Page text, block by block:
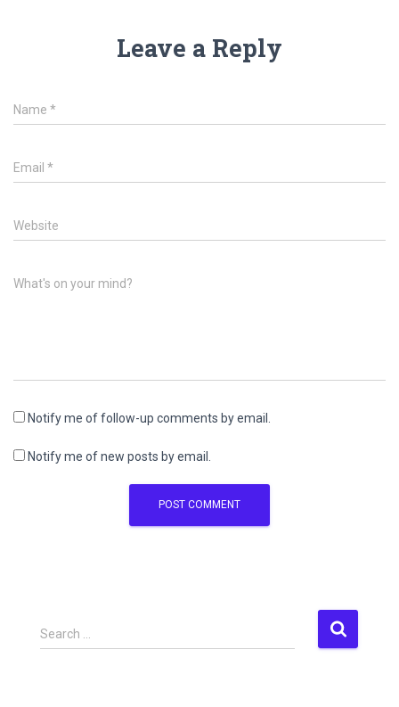
Leave a Reply
Name *
Email *
Website
What's on your mind?
Notify me of follow-up comments by email.
Notify me of new posts by email.
S
e
Search …